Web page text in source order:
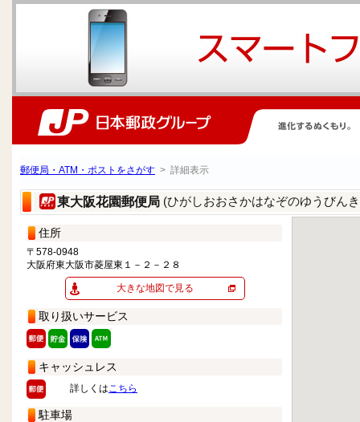
郵便局・ATM・ポストをさがす > 詳細表示
東大阪花園郵便局 (ひがしおおさかはなぞのゆうびん
住所
〒578-0948
大阪府東大阪市菱屋東１－２－２８
大きな地図で見る
取り扱いサービス
キャッシュレス
詳しくはこちら
駐車場